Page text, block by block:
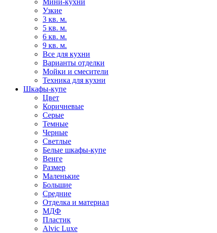
Мини-кухни
Узкие
3 кв. м.
5 кв. м.
6 кв. м.
9 кв. м.
Все для кухни
Варианты отделки
Мойки и смесители
Техника для кухни
Шкафы-купе
Цвет
Коричневые
Серые
Темные
Черные
Светлые
Белые шкафы-купе
Венге
Размер
Маленькие
Большие
Средние
Отделка и материал
МДФ
Пластик
Alvic Luxe